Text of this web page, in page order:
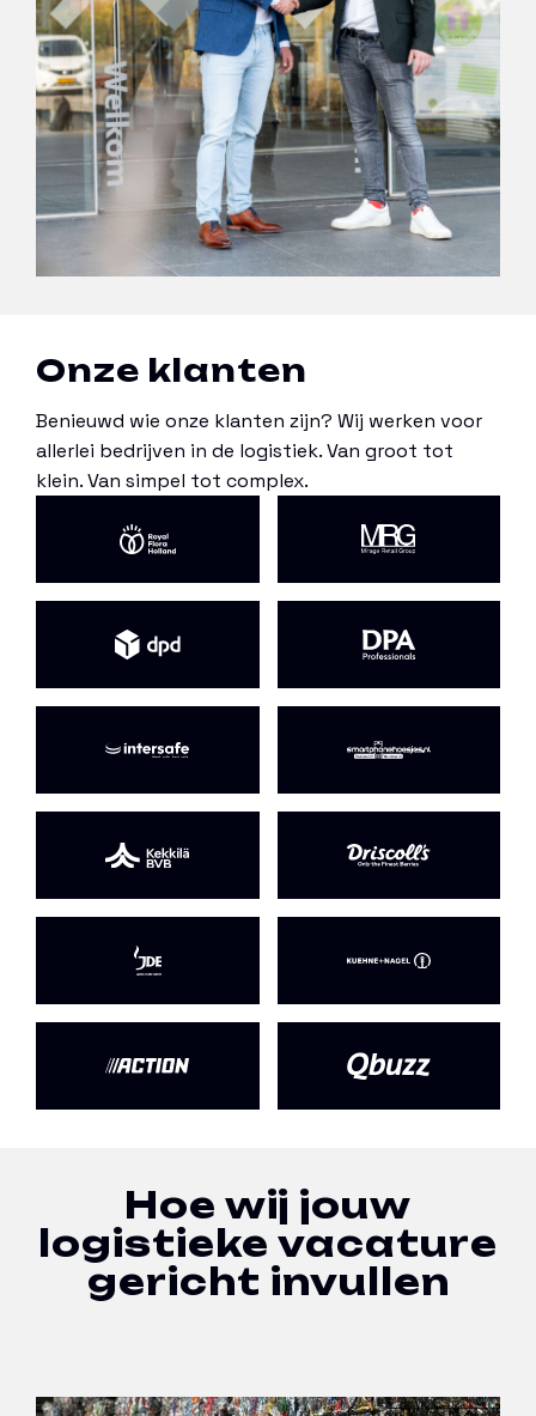
Onze klanten
Benieuwd wie onze klanten zijn? Wij werken voor
allerlei bedrijven in de logistiek. Van groot tot
klein. Van simpel tot complex.
Hoe wij jouw
logistieke vacature
gericht invullen